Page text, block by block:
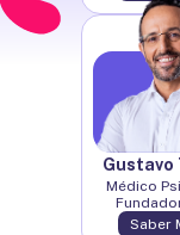
Gustavo
Médico
Saber